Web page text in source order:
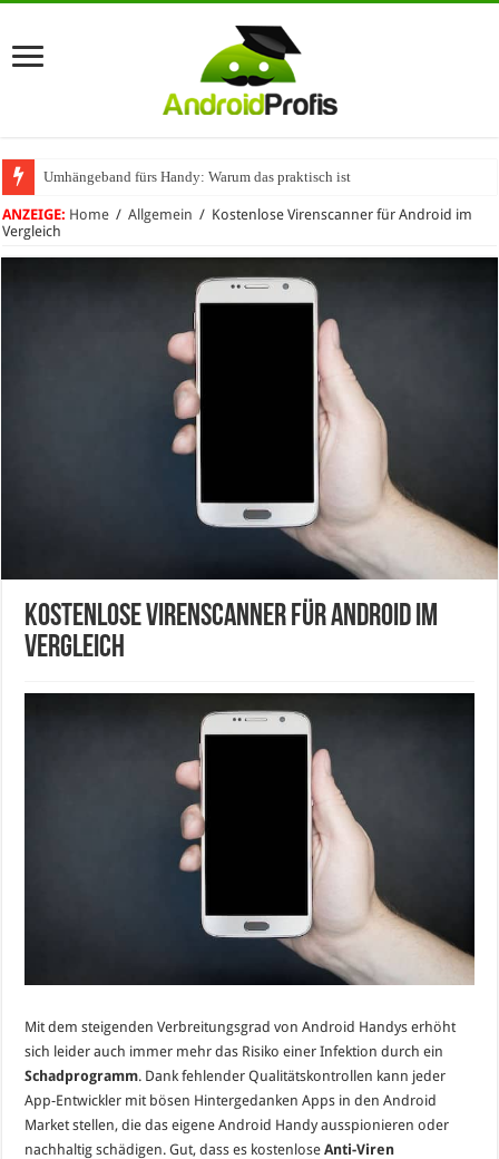
Umhängeband fürs Handy: Warum das praktisch ist
ANZEIGE: Home / Allgemein / Kostenlose Virenscanner für Android im
Vergleich
Kostenlose Virenscanner für Android im
Vergleich
Mit dem steigenden Verbreitungsgrad von Android Handys erhöht
sich leider auch immer mehr das Risiko einer Infektion durch ein
Schadprogramm. Dank fehlender Qualitätskontrollen kann jeder
App-Entwickler mit bösen Hintergedanken Apps in den Android
Market stellen, die das eigene Android Handy ausspionieren oder
nachhaltig schädigen. Gut, dass es kostenloseAnti-Viren